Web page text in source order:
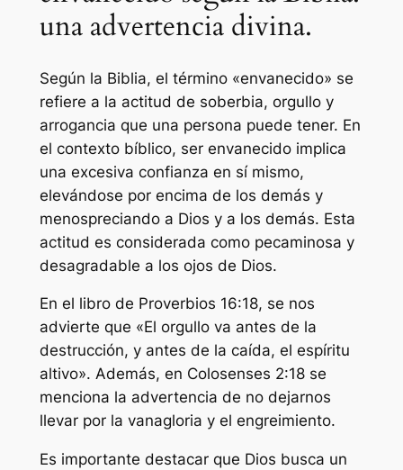
una advertencia divina.
Según la Biblia, el término «envanecido» se
refiere a la actitud de soberbia, orgullo y
arrogancia que una persona puede tener. En
el contexto bíblico, ser envanecido implica
una excesiva confianza en sí mismo,
elevándose por encima de los demás y
menospreciando a Dios y a los demás. Esta
actitud es considerada como pecaminosa y
desagradable a los ojos de Dios.
En el libro de Proverbios 16:18, se nos
advierte que «El orgullo va antes de la
destrucción, y antes de la caída, el espíritu
altivo». Además, en Colosenses 2:18 se
menciona la advertencia de no dejarnos
llevar por la vanagloria y el engreimiento.
Es importante destacar que Dios busca un